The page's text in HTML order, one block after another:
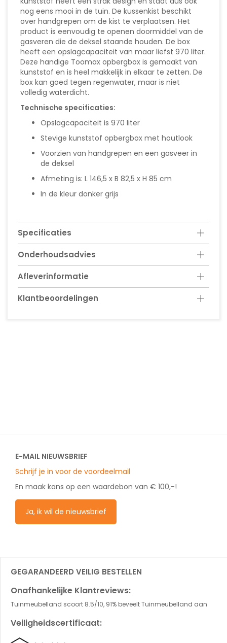
nog eens mooi in de tuin. De kussenkist beschikt
over handgrepen om de kist te verplaatsen. Het
product is eenvoudig te openen doormiddel van de
gasveren die de deksel staande houden. De box
heeft een opslagcapaciteit van maar liefst 970 liter.
Deze handige Toomax opbergbox is gemaakt van
kunststof en is heel makkelijk in elkaar te zetten. De
box kan goed tegen regenwater, maar is niet
volledig waterdicht.
Technische specificaties:
Opslagcapaciteit is 970 liter
Stevige kunststof opbergbox met houtlook
Voorzien van handgrepen en een gasveer in
de deksel
Afmeting is: L 146,5 x B 82,5 x H 85 cm
In de kleur donker grijs
Specificaties
Onderhoudsadvies
Afleverinformatie
Klantbeoordelingen
E-MAIL NIEUWSBRIEF
Schrijf je in voor de voordeelmail
En maak kans op een waardebon van € 100,-!
Ja, ik wil de nieuwsbrief
GEGARANDEERD VEILIG BESTELLEN
Onafhankelijke Klantreviews:
Tuinmeubelland scoort 8.5/10, 91% beveelt Tuinmeubelland aan
Veiligheidscertificaat: